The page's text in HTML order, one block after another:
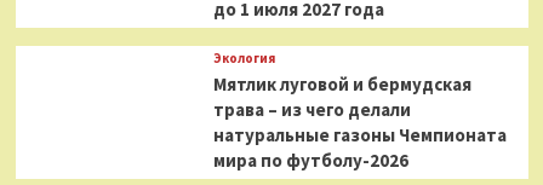
до 1 июля 2027 года
Экология
Мятлик луговой и бермудская
трава – из чего делали
натуральные газоны Чемпионата
мира по футболу-2026